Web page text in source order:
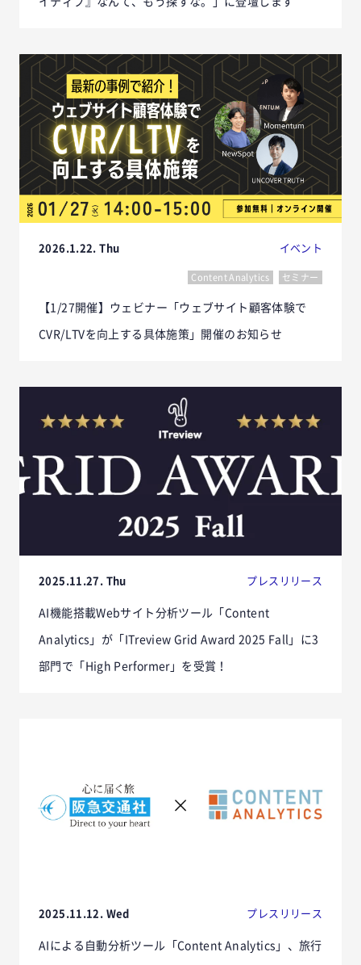
2026.1.22. Thu イベント
Content Analytics セミナー
【1/27開催】ウェビナー「ウェブサイト顧客体験で
CVR/LTVを向上する具体施策」開催のお知らせ
2025.11.27. Thu プレスリリース
AI機能搭載Webサイト分析ツール「Content
Analytics」が「ITreview Grid Award 2025 Fall」に3
部門で「High Performer」を受賞！
2025.11.12. Wed プレスリリース
AIによる自動分析ツール「Content Analytics」、旅行